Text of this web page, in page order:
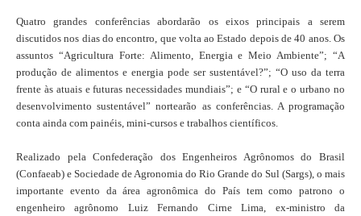
Quatro grandes conferências abordarão os eixos principais a serem
discutidos nos dias do encontro, que volta ao Estado depois de 40 anos. Os
assuntos “Agricultura Forte: Alimento, Energia e Meio Ambiente”; “A
produção de alimentos e energia pode ser sustentável?”; “O uso da terra
frente às atuais e futuras necessidades mundiais”; e “O rural e o urbano no
desenvolvimento sustentável” nortearão as conferências. A programação
conta ainda com painéis, mini-cursos e trabalhos científicos.
Realizado pela Confederação dos Engenheiros Agrônomos do Brasil
(Confaeab) e Sociedade de Agronomia do Rio Grande do Sul (Sargs), o mais
importante evento da área agronômica do País tem como patrono o
engenheiro agrônomo Luiz Fernando Cirne Lima, ex-ministro da